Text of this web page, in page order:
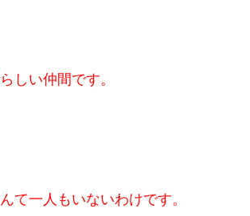
しい仲間です。
て一人もいないわけです。